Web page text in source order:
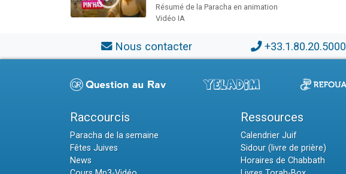
Résumé de la Paracha en animation
Vidéo IA
Nous contacter +33.1.80.20.5000
Raccourcis
Paracha de la semaine
Fêtes Juives
News
Ressources
Calendrier Juif
Sidour (livre de prière)
Horaires de Chabbath